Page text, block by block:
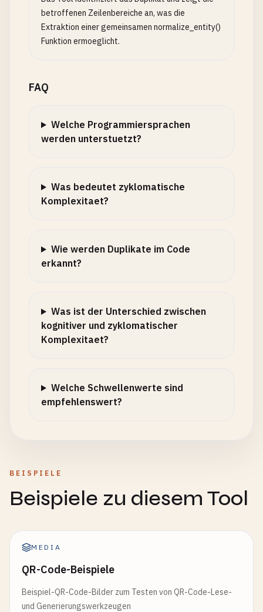
betroffenen Zeilenbereiche an, was die
Extraktion einer gemeinsamen normalize_entity()
Funktion ermoeglicht.
FAQ
Welche Programmiersprachen
werden unterstuetzt?
Was bedeutet zyklomatische
Komplexitaet?
Wie werden Duplikate im Code
erkannt?
Was ist der Unterschied zwischen
kognitiver und zyklomatischer
Komplexitaet?
Welche Schwellenwerte sind
empfehlenswert?
BEISPIELE
Beispiele zu diesem Tool
MEDIA
QR-Code-Beispiele
Beispiel-QR-Code-Bilder zum Testen von QR-Code-Lese-
und Generierungswerkzeugen